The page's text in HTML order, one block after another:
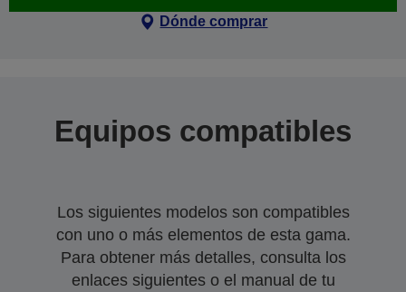
Dónde comprar
Equipos compatibles
Los siguientes modelos son compatibles
con uno o más elementos de esta gama.
Para obtener más detalles, consulta los
enlaces siguientes o el manual de tu